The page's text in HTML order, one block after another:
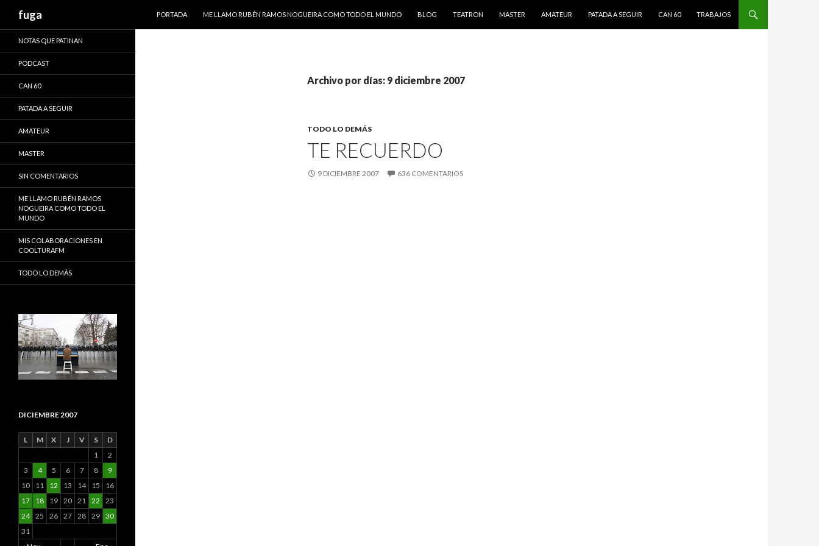
fuga
PORTADA
ME LLAMO RUBÉN RAMOS NOGUEIRA COMO TODO EL MUNDO BLOG TEATRON MASTER AMATEUR PATADA A SEGUIR CAN 60 TRABAJOS
Archivo por días: 9 diciembre 2007
TODO LO DEMÁS
TE RECUERDO
9 DICIEMBRE 2007 636 COMENTARIOS
NOTAS QUE PATINAN
PODCAST
CAN 60
PATADA A SEGUIR
AMATEUR
MASTER
SIN COMENTARIOS
ME LLAMO RUBÉN RAMOS
NOGUEIRA COMO TODO EL
MUNDO
MIS COLABORACIONES EN
COOLTURAFM
TODO LO DEMÁS
DICIEMBRE 2007
L M X J V S D
1
2
3
4 5 6 7 8
9
10
11 12 13 14 15
16
17
18 19 20 21 22
23
24 25 26 27 28 29 30
31